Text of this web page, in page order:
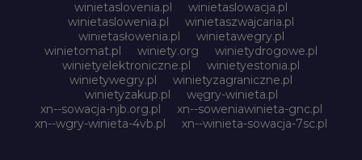
winietaslovenia.pl
winietaslowacja.pl
winietaslowenia.pl
winietaszwajcaria.pl
winietasłowenia.pl
winietawegry.pl
winietomat.pl
winiety.org
winietydrogowe.pl
winietyelektroniczne.pl
winietyestonia.pl
winietywegry.pl
winietyzagraniczne.pl
winietyzakup.pl
węgry-winieta.pl
xn--sowacja-njb.org.pl
xn--soweniawinieta-gnc.pl
xn--wgry-winieta-4vb.pl
xn--winieta-sowacja-7sc.pl